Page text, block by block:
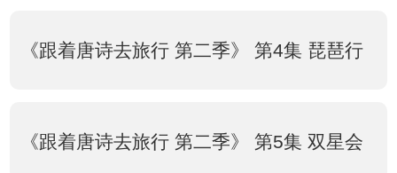
《跟着唐诗去旅行 第二季》 第4集 琵琶行
《跟着唐诗去旅行 第二季》 第5集 双星会